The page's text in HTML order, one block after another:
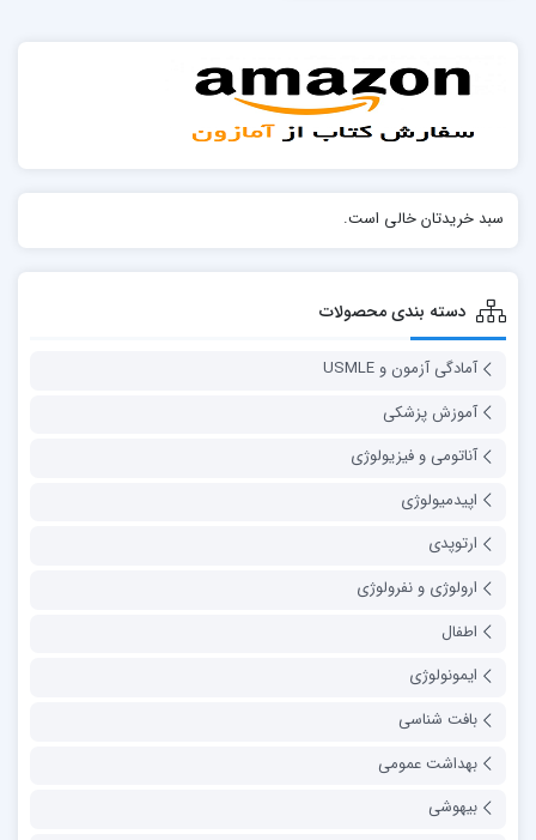
Healthy Aging 1st Edition
سبد خریدتان خالی است.
دسته بندی محصولات
آمادگی آزمون و USMLE
آموزش پزشکی
آناتومی و فیزیولوژی
اپیدمیولوژی
ارتوپدی
ارولوژی و نفرولوژی
اطفال
ایمونولوژی
بافت شناسی
بهداشت عمومی
بیهوشی